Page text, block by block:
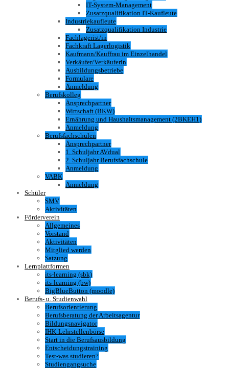
IT-System-Management
Zusatzqualifikation IT-Kaufleute
Industriekaufleute
Zusatzqualifikation Industrie
Fachlagerist/in
Fachkraft Lagerlogistik
Kaufmann/Kauffrau im Einzelhandel
Verkäufer/Verkäuferin
Ausbildungsbetriebe
Formulare
Anmeldung
Berufskolleg
Ansprechpartner
Wirtschaft (BKW)
Ernährung und Haushaltsmanagement (2BKEH1)
Anmeldung
Berufsfachschulen
Ansprechpartner
1. Schuljahr AVdual
2. Schuljahr Berufsfachschule
Anmeldung
VABK
Anmeldung
Schüler
SMV
Aktivitäten
Förderverein
Allgemeines
Vorstand
Aktivitäten
Mitglied werden
Satzung
Lernplattformen
its-learning (sbk)
its-learning (bw)
BigBlueButton (moodle)
Berufs- u. Studienwahl
Berufsorientierung
Berufsberatung der Arbeitsagentur
Bildungsnavigator
IHK-Lehrstellenbörse
Start in die Berufsausbildung
Entscheidungstraining
Test-was studieren?
Studiengangsuche